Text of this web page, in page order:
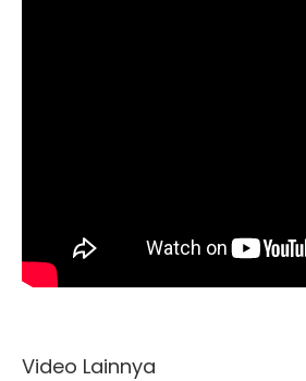
Video Lainnya